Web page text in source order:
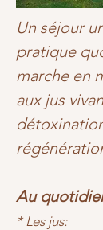
Un séjour
pratique
marche en
aux jus
Au
* Les jus: